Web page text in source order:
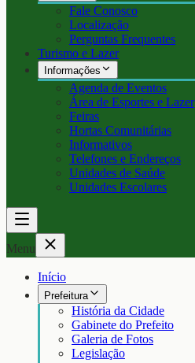
Fale Conosco
Localização
Perguntas Frequentes
Turismo e Lazer
Informações
Agenda de Eventos
Área de Esportes e Lazer
Feiras
Hortas Comunitárias
Informativos
Telefones e Endereços
Unidades de Saúde
Unidades Escolares
Menu
Início
Prefeitura
História da Cidade
Gabinete do Prefeito
Galeria de Fotos
Legislação